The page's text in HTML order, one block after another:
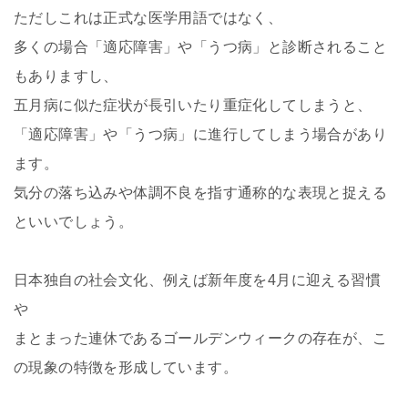
ただしこれは正式な医学用語ではなく、
多くの場合「適応障害」や「うつ病」と診断されること
もありますし、
五月病に似た症状が長引いたり重症化してしまうと、
「適応障害」や「うつ病」に進行してしまう場合があり
ます。
気分の落ち込みや体調不良を指す通称的な表現と捉える
といいでしょう。
日本独自の社会文化、例えば新年度を4月に迎える習慣
や
まとまった連休であるゴールデンウィークの存在が、こ
の現象の特徴を形成しています。